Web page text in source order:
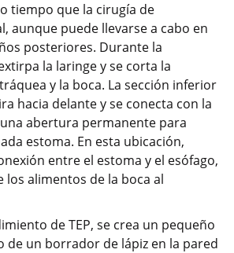
tiempo que la cirugía de
aunque puede llevarse a cabo en
posteriores. Durante la
la laringe y se corta la
y la boca. La sección inferior
hacia delante y se conecta con la
abertura permanente para
estoma. En esta ubicación,
entre el estoma y el esófago,
los alimentos de la boca al
de TEP, se crea un pequeño
de un borrador de lápiz en la pared